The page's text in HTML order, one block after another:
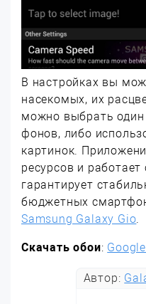
В настройках вы
насекомых, их
можно выбрать один
фонов, либо
картинок.
ресурсов и
гарантирует
бюджетных
Samsung Galaxy Gio.
Скачать обои:
Автор: